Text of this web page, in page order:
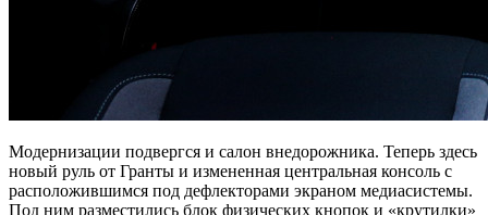
Модернизации подвергся и салон внедорожника. Теперь здесь
новый руль от Гранты и измененная центральная консоль с
расположившимся под дефлекторами экраном медиасистемы.
Под ним разместились блок физических кнопок и «крутилки»